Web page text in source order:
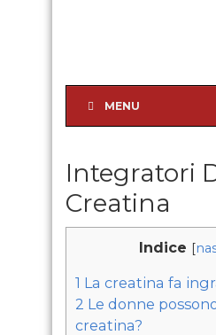
MENU
Integratori
Creatina
Indice [
1 La creatina fa
2 Le donne
creatina?